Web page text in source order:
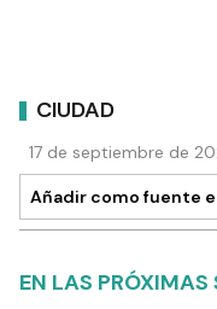
CIUDAD
17 de septiembre de
Añadir como fuente
EN LAS